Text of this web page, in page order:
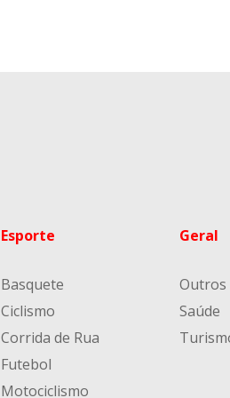
Esporte
Basquete
Ciclismo
Corrida de Rua
Futebol
Motociclismo
Geral
Outros
Saúde